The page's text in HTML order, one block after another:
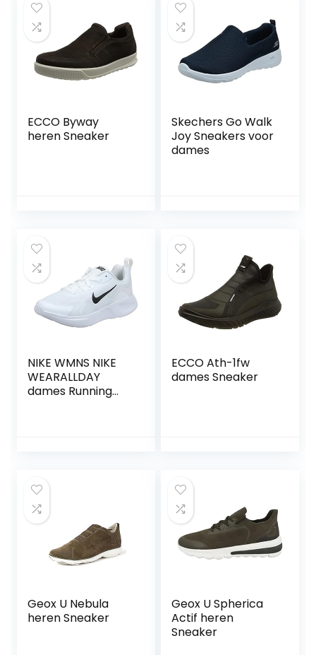
ECCO Byway
heren Sneaker
Skechers Go Walk
Joy Sneakers voor
dames
NIKE WMNS NIKE
WEARALLDAY
dames Running
ECCO Ath-1fw
dames Sneaker
Geox U Nebula
heren Sneaker
Geox U Spherica
Actif heren
Sneaker